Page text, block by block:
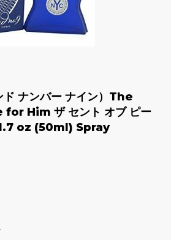
ナンバー ナイン）The
Him ザ セント オブ ピー
1.7 oz (50ml) Spray